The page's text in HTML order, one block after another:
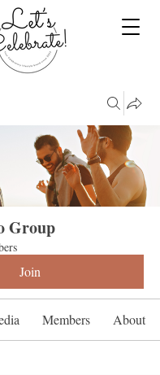
Group
Join
Members About